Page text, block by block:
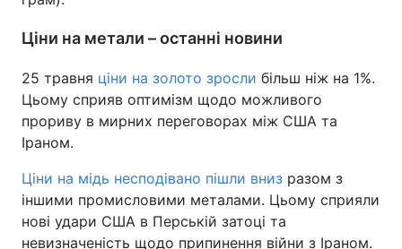
Ціни на метали – останні новини
25 травня ціни на золото зросли більш ніж на 1%.
Цьому сприяв оптимізм щодо можливого
прориву в мирних переговорах між США та
Іраном.
Ціни на мідь несподівано пішли вниз разом з
іншими промисловими металами. Цьому сприяли
нові удари США в Перській затоці та
невизначеність щодо припинення війни з Іраном.